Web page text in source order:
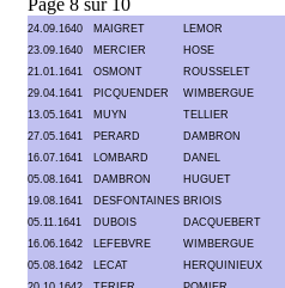
Page 8 sur 10
24.09.1640 MAIGRET LEMOR
23.09.1640
MERCIER HOSE
21.01.1641
OSMONT ROUSSELET
29.04.1641
PICQUENDER WIMBERGUE
13.05.1641
MUYN TELLIER
27.05.1641
PERARD DAMBRON
16.07.1641
LOMBARD DANEL
05.08.1641
DAMBRON HUGUET
19.08.1641
DESFONTAINES BRIOIS
05.11.1641
DUBOIS DACQUEBERT
16.06.1642
LEFEBVRE WIMBERGUE
05.08.1642
LECAT HERQUINIEUX